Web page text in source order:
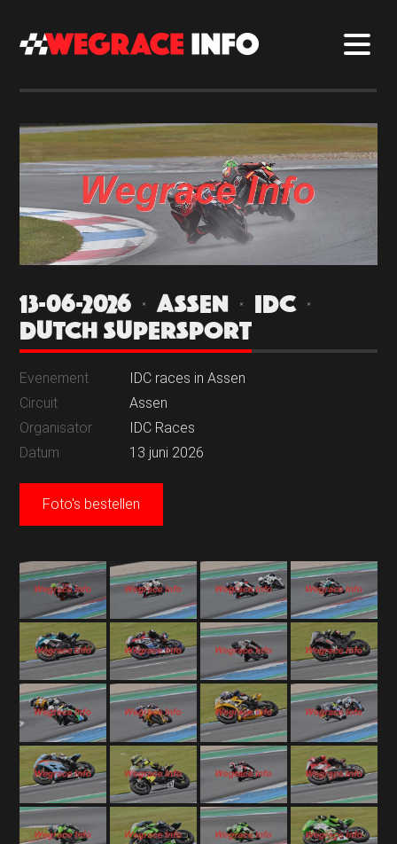
13-06-2026 | ASSEN | IDC |
DUTCH SUPERSPORT
Evenement
IDC races in Assen
Circuit
Assen
Organisator
IDC Races
Datum
13 juni 2026
Foto's bestellen